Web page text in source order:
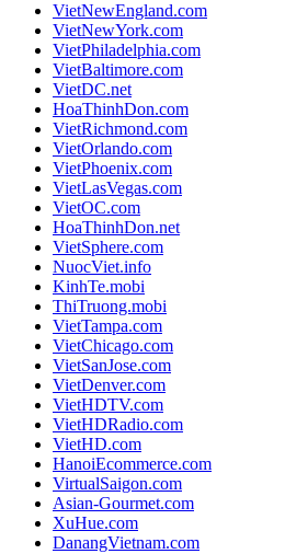
VietNewEngland.com
VietNewYork.com
VietPhiladelphia.com
VietBaltimore.com
VietDC.net
HoaThinhDon.com
VietRichmond.com
VietOrlando.com
VietPhoenix.com
VietLasVegas.com
VietOC.com
HoaThinhDon.net
VietSphere.com
NuocViet.info
KinhTe.mobi
ThiTruong.mobi
VietTampa.com
VietChicago.com
VietSanJose.com
VietDenver.com
VietHDTV.com
VietHDRadio.com
VietHD.com
HanoiEcommerce.com
VirtualSaigon.com
Asian-Gourmet.com
XuHue.com
DanangVietnam.com